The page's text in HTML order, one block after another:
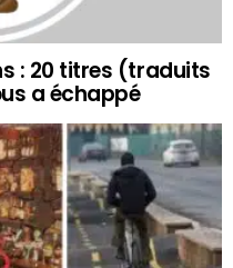
: 20 titres (traduits
a échappé